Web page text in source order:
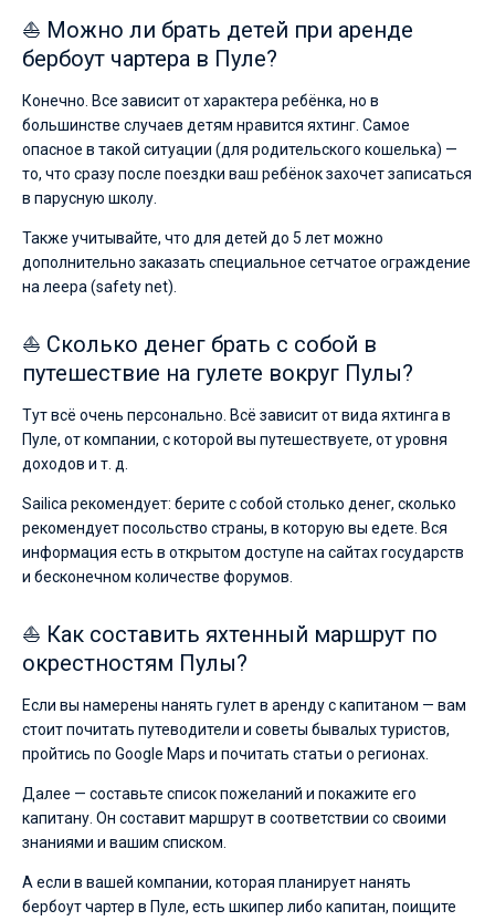
⛵ Можно ли брать детей при аренде
бербоут чартера в Пуле?
Конечно. Все зависит от характера ребёнка, но в
большинстве случаев детям нравится яхтинг. Самое
опасное в такой ситуации (для родительского кошелька) —
то, что сразу после поездки ваш ребёнок захочет записаться
в парусную школу.
Также учитывайте, что для детей до 5 лет можно
дополнительно заказать специальное сетчатое ограждение
на леера (safety net).
⛵ Сколько денег брать с собой в
путешествие на гулете вокруг Пулы?
Тут всё очень персонально. Всё зависит от вида яхтинга в
Пуле, от компании, с которой вы путешествуете, от уровня
доходов и т. д.
Sailica рекомендует: берите с собой столько денег, сколько
рекомендует посольство страны, в которую вы едете. Вся
информация есть в открытом доступе на сайтах государств
и бесконечном количестве форумов.
⛵ Как составить яхтенный маршрут по
окрестностям Пулы?
Если вы намерены нанять гулет в аренду с капитаном — вам
стоит почитать путеводители и советы бывалых туристов,
пройтись по Google Maps и почитать статьи о регионах.
Далее — составьте список пожеланий и покажите его
капитану. Он составит маршрут в соответствии со своими
знаниями и вашим списком.
А если в вашей компании, которая планирует нанять
бербоут чартер в Пуле, есть шкипер либо капитан, поищите